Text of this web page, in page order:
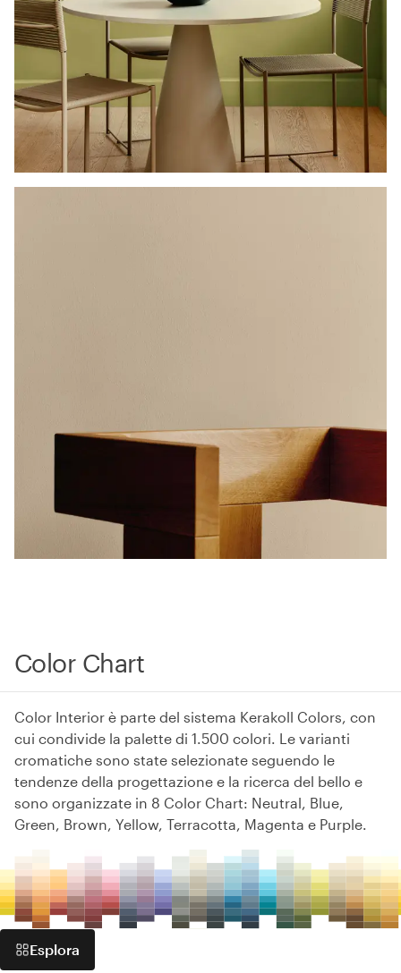
Color Chart
Color Interior è parte del sistema Kerakoll Colors, con
cui condivide la palette di 1.500 colori. Le varianti
cromatiche sono state selezionate seguendo le
tendenze della progettazione e la ricerca del bello e
sono organizzate in 8 Color Chart: Neutral, Blue,
Green, Brown, Yellow, Terracotta, Magenta e Purple.
Esplora